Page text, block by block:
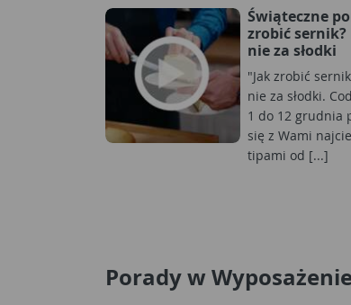
Świąteczne
zrobić
nie za słodki
"Jak zrobić
nie za słodki.
1 do 12 grudnia
się z Wami
tipami od [...]
Porady w